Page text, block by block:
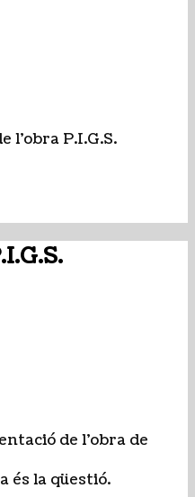
l'obra P.I.G.S.
de l'obra de
és la qüestió.